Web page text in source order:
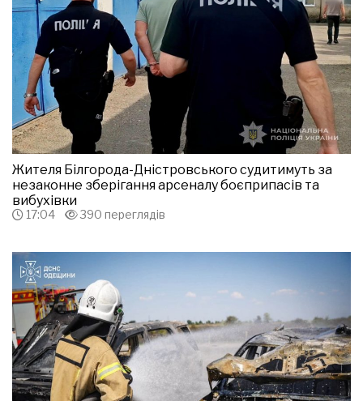
Жителя Білгорода-Дністровського судитимуть за
незаконне зберігання арсеналу боєприпасів та
вибухівки
17:04 390 переглядів